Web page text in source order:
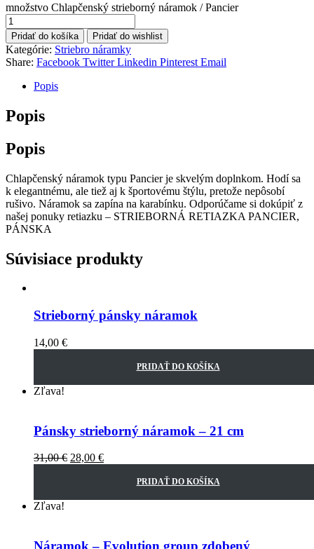
množstvo Chlapčenský strieborný náramok / Pancier
Pridať do košíka Pridať do wishlist
Kategórie: Striebro náramky
Share: Facebook Twitter Linkedin Pinterest Email
Popis
Popis
Popis
Chlapčenský náramok typu Pancier je skvelým doplnkom. Hodí sa
k elegantnému, ale tiež aj k športovému štýlu, pretože nepôsobí
rušivo. Náramok sa zapína na karabínku. Odporúčame si dokúpiť z
našej ponuky retiazku – STRIEBORNÁ RETIAZKA PANCIER,
PÁNSKA
Súvisiace produkty
Strieborný pánsky náramok
14,00 €
PRIDAŤ DO KOŠÍKA
Zľava!
Pánsky strieborný náramok – 21 cm
31,00€ 28,00 €
PRIDAŤ DO KOŠÍKA
Zľava!
Náramok – Evolution group zdobený